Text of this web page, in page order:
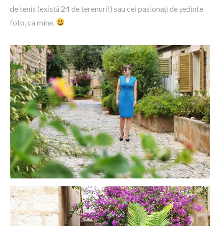
de tenis (există 24 de terenuri!) sau cei pasionați de ședinte
foto, ca mine.